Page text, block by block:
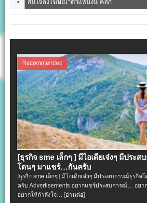
สนใจลงโฆษณาตำแหน่งนี้ คลิ๊ก
Recommended
[ธุรกิจ sme เล็กๆ ] มีไอเดียเจ๋งๆ มีประส
โดนๆ มาแชร์…กันครับ
[ธุรกิจ sme เล็กๆ ] มีไอเดียเจ๋งๆ มีประสบการณ์ธุรกิ
ครับ Advertisements อยากแชร์ประสบการณ์… อยา
อยากให้กำลังใจ…[อ่านต่อ]